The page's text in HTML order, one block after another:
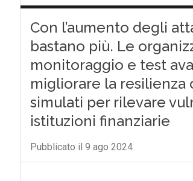
Con l’aumento degli
bastano più. Le
monitoraggio e test
migliorare la resilienza
simulati per rilevare
istituzioni finanziarie
Pubblicato il 9 ago 2024